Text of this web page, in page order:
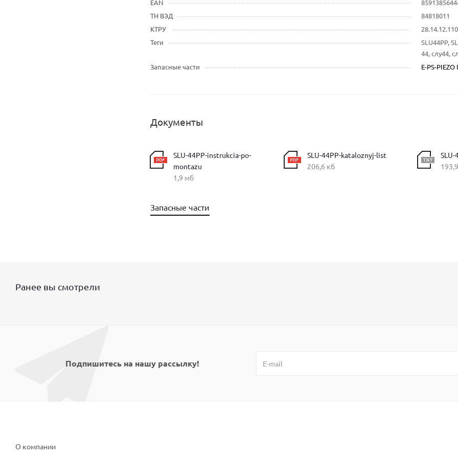
EAN
ТН ВЭД
84818011
КТРУ
Теги
SLU44PP,
44, слу44,
Запасные части
E-PS-
Документы
SLU-44PP-instrukcia-po-
montazu
1,9 мб
SLU-44PP-kataloznyj-list
206,6 кб
Запасные части
Ранее вы смотрели
Подпишитесь на нашу рассылку!
О компании